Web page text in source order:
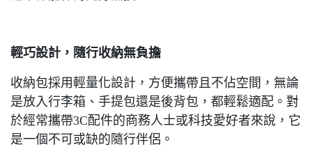
輕巧設計，隨行收納無負擔
收納包採用輕量化設計，方便攜帶且不佔空間，無論
是放入行李箱、手提包還是後背包，都輕鬆適配。對
於經常攜帶3C配件的商務人士或科技愛好者來說，它
是一個不可或缺的隨行伴侶。